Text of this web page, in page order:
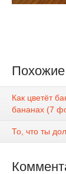
Похожие
Как цветёт
бананах (7
То, что ты